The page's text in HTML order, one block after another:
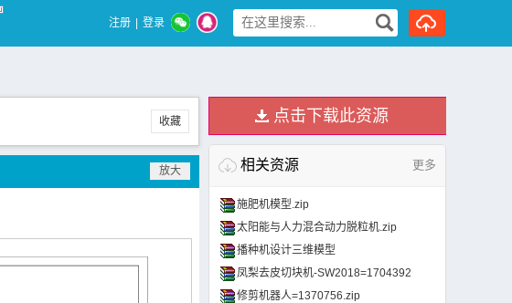
注册 登录
收藏 点击下载此资源
相关资源 更多
施肥机模型.zip
太阳能与人力混合动力脱粒机.zip
播种机设计三维模型
凤梨去皮切块机-SW2018=1704392
修剪机器人=1370756.zip